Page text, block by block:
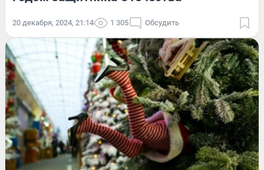
20 декабря, 2024, 21:14 1 305 Обсудить